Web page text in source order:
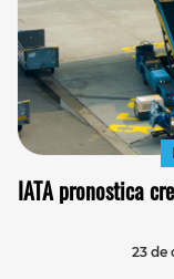
IATA pronostica
23 de